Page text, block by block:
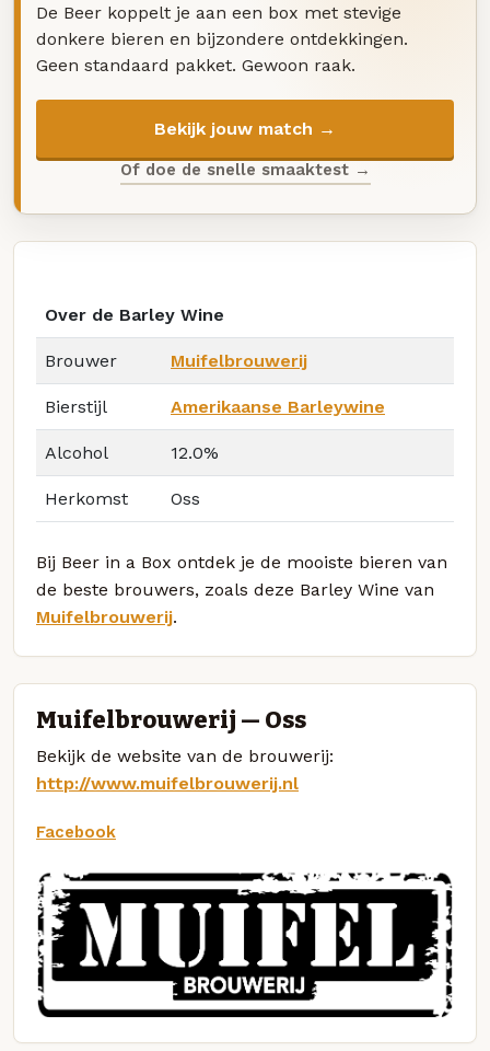
De Beer koppelt je aan een box met stevige
donkere bieren en bijzondere ontdekkingen.
Geen standaard pakket. Gewoon raak.
Bekijk jouw match →
Of doe de snelle smaaktest →
Over de Barley Wine
Brouwer Muifelbrouwerij
Bierstijl Amerikaanse Barleywine
Alcohol 12.0%
Herkomst Oss
Bij Beer in a Box ontdek je de mooiste bieren van
de beste brouwers, zoals deze Barley Wine van
Muifelbrouwerij.
Muifelbrouwerij — Oss
Bekijk de website van de brouwerij:
http://www.muifelbrouwerij.nl
Facebook